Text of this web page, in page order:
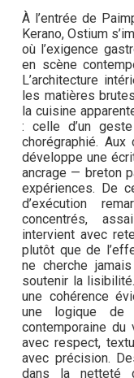
À l’entrée de
Kerano, Ostium
où l’exigence
en scène
L’architecture
les matières
la cuisine
: celle d’un
chorégraphié.
développe une
ancrage — breton
expériences. De
d’exécution
concentrés,
intervient avec
plutôt que de
ne cherche
soutenir la
une cohérence
une logique de
contemporaine
avec respect,
avec précision.
dans la netteté